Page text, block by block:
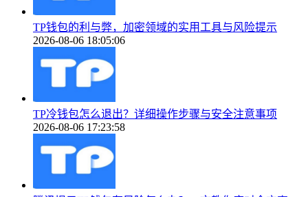
TP钱包的利与弊，加密领域的实用工具与风险提示
2026-08-06 18:05:06
TP冷钱包怎么退出？详细操作步骤与安全注意事项
2026-08-06 17:23:58